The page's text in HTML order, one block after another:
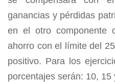
ganancias y pérdidas
en el otro componente
ahorro con el límite del
positivo. Para los
porcentajes serán: 10,